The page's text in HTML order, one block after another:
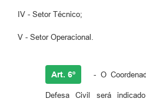
IV - Setor Técnico;
V - Setor Operacional.
Art. 6º - O
Defesa Civil será